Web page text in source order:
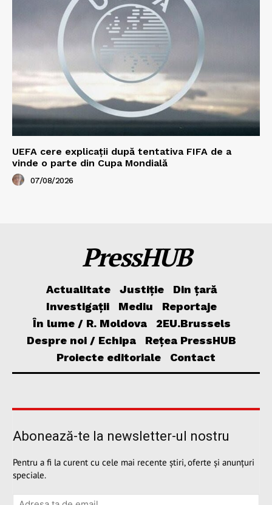
UEFA cere explicații după tentativa FIFA de a
vinde o parte din Cupa Mondială
07/08/2026
PressHUB
Actualitate Justiție
Din țară
Investigații
Mediu
Reportaje
În lume / R. Moldova
2EU.Brussels
Despre noi / Echipa
Rețea PressHUB
Proiecte editoriale
Contact
Abonează-te la newsletter-ul nostru
Pentru a fi la curent cu cele mai recente știri, oferte și anunțuri
speciale.